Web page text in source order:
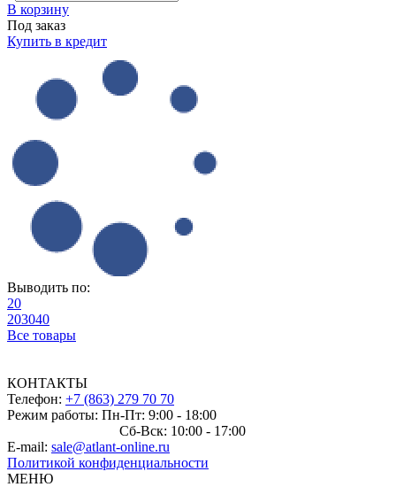
В корзину
Под заказ
Купить в кредит
Выводить по:
20
203040
Все товары
КОНТАКТЫ
Телефон: +7 (863) 279 70 70
Режим работы: Пн-Пт: 9:00 - 18:00
Сб-Вск: 10:00 - 17:00
E-mail: sale@atlant-online.ru
Политикой конфиденциальности
МЕНЮ